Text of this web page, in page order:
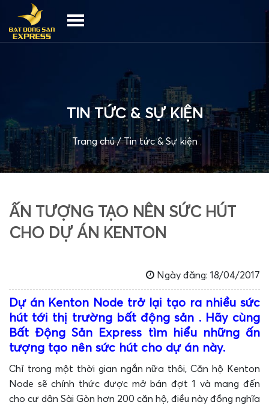
TIN TỨC & SỰ KIỆN
Trang chủ/Tin tức & Sự kiện
ẤN TƯỢNG TẠO NÊN SỨC HÚT
CHO DỰ ÁN KENTON
Ngày đăng: 18/04/2017
Dự án Kenton Node trở lại tạo ra nhiều sức
hút tới thị trường bất động sản . Hãy cùng
Bất Động Sản Express tìm hiểu những ấn
tượng tạo nên sức hút cho dự án này.
Chỉ trong một thời gian ngắn nữa thôi, Căn hộ Kenton
Node sẽ chính thức được mở bán đợt 1 và mang đến
cho cư dân Sài Gòn hơn 200 căn hộ, điều này đồng nghĩa